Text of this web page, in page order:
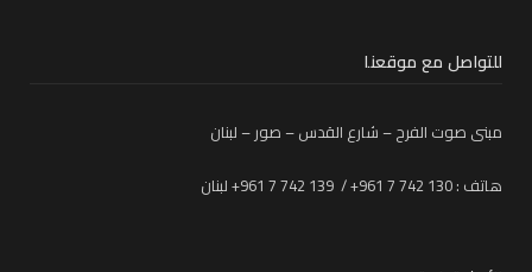
للتواصل مع موقعنا
مبنى صوت الفرح – شارع القدس – صور – لبنان
هاتف : 130 742 7 961+ / 139 742 7 961+ لبنان